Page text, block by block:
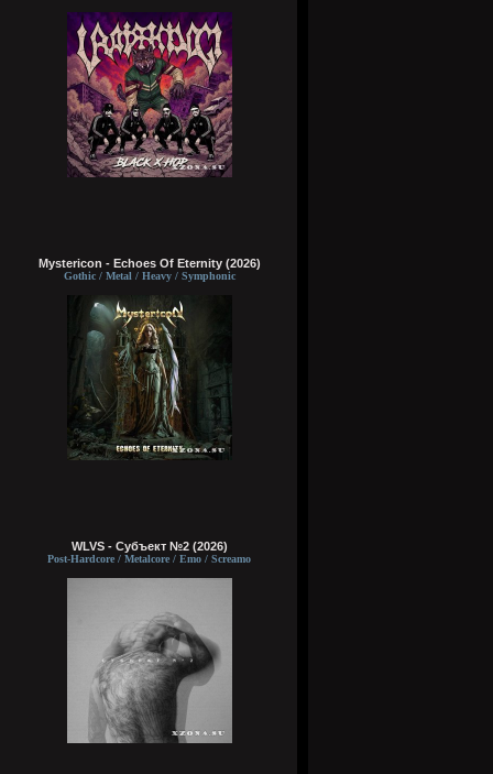
Mystericon - Echoes Of Eternity (2026)
Gothic / Metal / Heavy / Symphonic
WLVS - Субъект №2 (2026)
Post-Hardcore / Metalcore / Emo / Screamo